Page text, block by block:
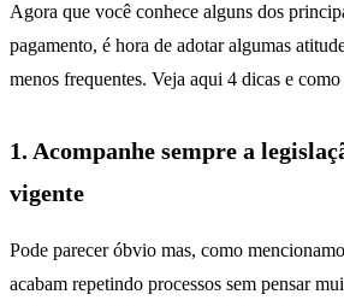
Agora que você conhece alguns dos
pagamento, é hora de adotar algumas
menos frequentes. Veja aqui 4 dicas e
1. Acompanhe sempre a
vigente
Pode parecer óbvio mas, como
acabam repetindo processos sem pensar